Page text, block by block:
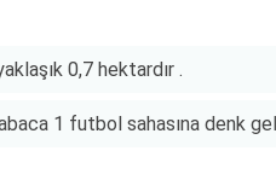
0,7 hektardır .
1 futbol sahasına denk